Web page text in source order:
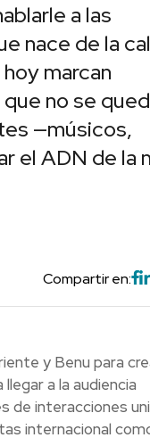
a las
nace de la
marcan
no se
—músicos,
el ADN de la
Compartir en:
y Benu para
a la audiencia
de interacciones
internacional